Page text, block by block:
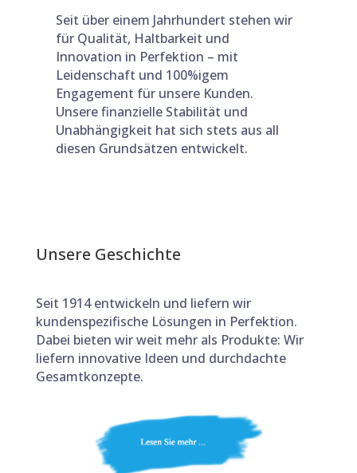
Seit über einem Jahrhundert stehen wir
für Qualität, Haltbarkeit und
Innovation in Perfektion – mit
Leidenschaft und 100%igem
Engagement für unsere Kunden.
Unsere finanzielle Stabilität und
Unabhängigkeit hat sich stets aus all
diesen Grundsätzen entwickelt.
Unsere Geschichte
Seit 1914 entwickeln und liefern wir
kundenspezifische Lösungen in Perfektion.
Dabei bieten wir weit mehr als Produkte: Wir
liefern innovative Ideen und durchdachte
Gesamtkonzepte.